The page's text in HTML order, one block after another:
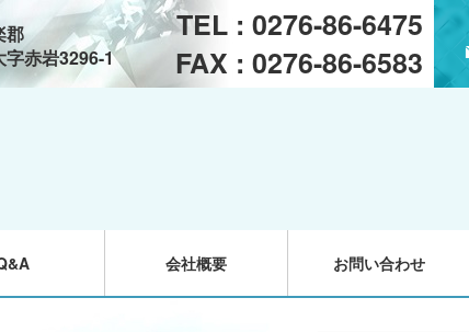
TEL : 0276-86-6475
FAX : 0276-86-6583
郡
字赤岩3296-1
会社概要 お問い合わせ